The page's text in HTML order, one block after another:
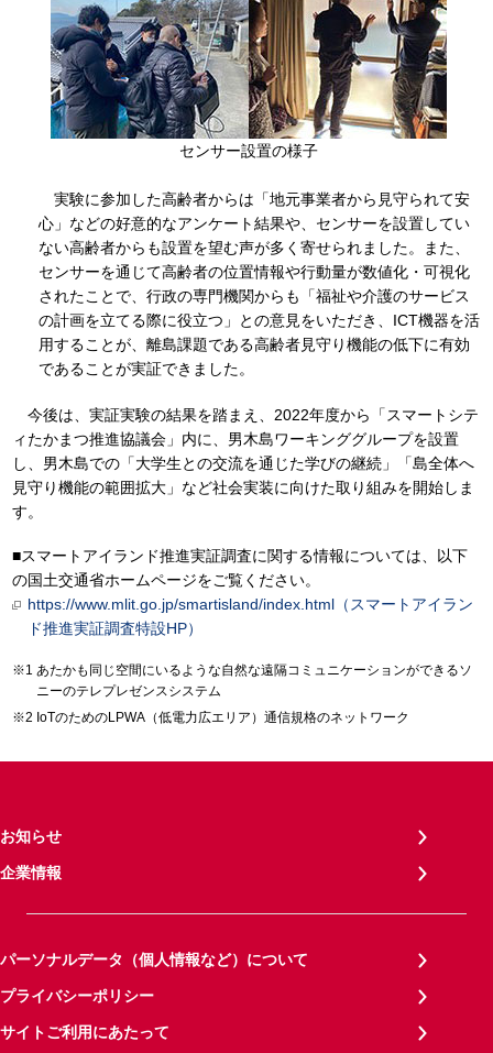
センサー設置の様子
実験に参加した高齢者からは「地元事業者から見守られて安
心」などの好意的なアンケート結果や、センサーを設置してい
ない高齢者からも設置を望む声が多く寄せられました。また、
センサーを通じて高齢者の位置情報や行動量が数値化・可視化
されたことで、行政の専門機関からも「福祉や介護のサービス
の計画を立てる際に役立つ」との意見をいただき、ICT機器を活
用することが、離島課題である高齢者見守り機能の低下に有効
であることが実証できました。
今後は、実証実験の結果を踏まえ、2022年度から「スマートシテ
ィたかまつ推進協議会」内に、男木島ワーキンググループを設置
し、男木島での「大学生との交流を通じた学びの継続」「島全体へ
見守り機能の範囲拡大」など社会実装に向けた取り組みを開始しま
す。
■スマートアイランド推進実証調査に関する情報については、以下
の国土交通省ホームページをご覧ください。
https://www.mlit.go.jp/smartisland/index.html（スマートアイラン
ド推進実証調査特設HP）
あたかも同じ空間にいるような自然な遠隔コミュニケーションができるソ
ニーのテレプレゼンスシステム
IoTのためのLPWA（低電力広エリア）通信規格のネットワーク
お知らせ
企業情報
パーソナルデータ（個人情報など）について
プライバシーポリシー
サイトご利用にあたって